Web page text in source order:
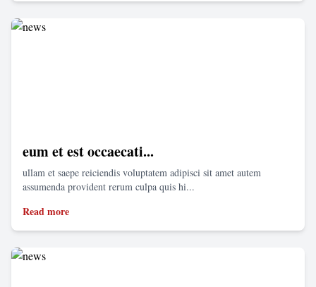
eum et est occaecati...
ullam et saepe reiciendis voluptatem adipisci sit amet autem
assumenda provident rerum culpa quis hi...
Read more